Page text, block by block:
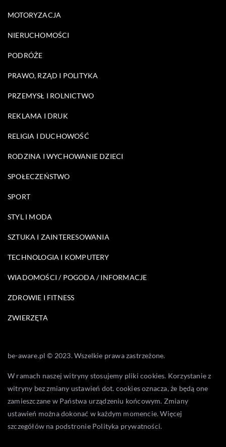
MOTORYZACJA
NIERUCHOMOŚCI
PODRÓŻE
PRAWO, RZĄD I POLITYKA
PRZEMYSŁ I ROLNICTWO
REKLAMA I DRUK
RELIGIA I DUCHOWOŚĆ
RODZINA I WYCHOWANIE DZIECI
SPOŁECZEŃSTWO
SPORT
STYL I MODA
SZTUKA I ZAINTERESOWANIA
TECHNOLOGIA I KOMPUTERY
WIADOMOŚCI / POGODA / INFORMACJE
ZDROWIE I FITNESS
ZWIERZĘTA
be-aware.pl © 2023. Wszelkie prawa zastrzeżone.
W ramach naszej witryny stosujemy pliki cookies. Korzystanie z
witryny bez zmiany ustawień dot. cookies oznacza, że będą one
zamieszczane w Państwa urządzeniu końcowym. Zmiany
ustawień można dokonać w każdym momencie. Więcej
szczegółów na podstronie Polityka prywatności.